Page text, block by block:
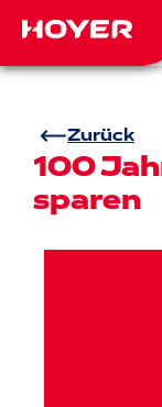
Zurück
100
sparen